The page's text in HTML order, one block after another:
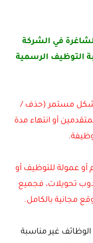
في الشركة
التوظيف الرسمية
بشكل مستمر (حذف /
أو انتهاء مدة
عمولة للتوظيف أو
تحويلات، فجميع
مجانية بالكامل.
غير مناسبة